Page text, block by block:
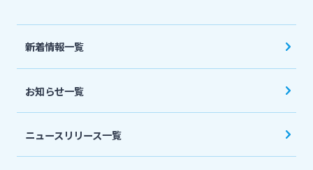
株主・投資家の皆さま
ニュースリリース一覧
新着情報一覧
お知らせ一覧
ニュースリリース一覧